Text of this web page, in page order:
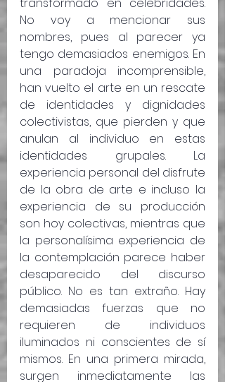
No voy a mencionar sus
nombres, pues al parecer ya
tengo demasiados enemigos. En
una paradoja incomprensible,
han vuelto el arte en un rescate
de identidades y dignidades
colectivistas, que pierden y que
anulan al individuo en estas
identidades grupales. La
experiencia personal del disfrute
de la obra de arte e incluso la
experiencia de su producción
son hoy colectivas, mientras que
la personalísima experiencia de
la contemplación parece haber
desaparecido del discurso
público. No es tan extraño. Hay
demasiadas fuerzas que no
requieren de individuos
iluminados ni conscientes de sí
mismos. En una primera mirada,
surgen inmediatamente las